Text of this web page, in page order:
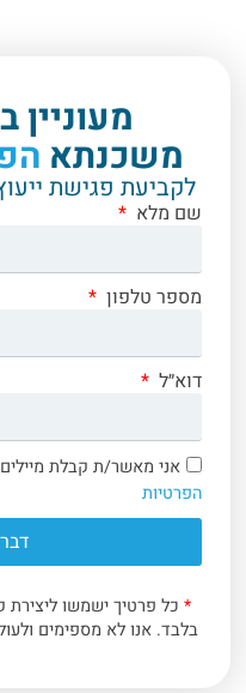
משכנתא
לקביעת פגישת
שם מלא
מספר טלפון
דוא״ל
אני מאשר/ת קבלת
הפרטיות
* כל פרטיך ישמשו
בלבד. אנו לא מספימים